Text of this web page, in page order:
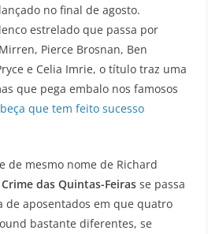
no final de agosto.
estrelado que passa por
Pierce Brosnan, Ben
e Celia Imrie, o título traz uma
que pega embalo nos famosos
que tem feito sucesso
de mesmo nome de Richard
das Quintas-Feiras se passa
de aposentados em que quatro
bastante diferentes, se